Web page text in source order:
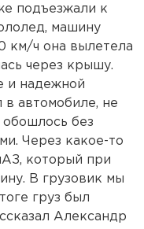
подъезжали к
машину
км/ч она вылетела
через крышу.
и надежной
в автомобиле, не
без
Через какое-то
который при
В грузовик мы
груз был
Александр